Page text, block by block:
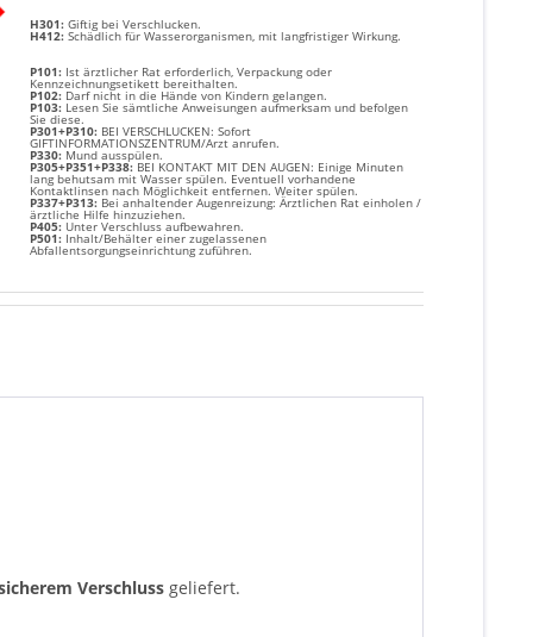
H301: Giftig bei Verschlucken.
H412: Schädlich für Wasserorganismen, mit langfristiger Wirkung.
P101: Ist ärztlicher Rat erforderlich, Verpackung oder
Kennzeichnungsetikett bereithalten.
P102: Darf nicht in die Hände von Kindern gelangen.
P103: Lesen Sie sämtliche Anweisungen aufmerksam und befolgen
Sie diese.
P301+P310: BEI VERSCHLUCKEN: Sofort
GIFTINFORMATIONSZENTRUM/Arzt anrufen.
P330: Mund ausspülen.
P305+P351+P338: BEI KONTAKT MIT DEN AUGEN: Einige Minuten
lang behutsam mit Wasser spülen. Eventuell vorhandene
Kontaktlinsen nach Möglichkeit entfernen. Weiter spülen.
P337+P313: Bei anhaltender Augenreizung: Ärztlichen Rat einholen /
ärztliche Hilfe hinzuziehen.
P405: Unter Verschluss aufbewahren.
P501: Inhalt/Behälter einer zugelassenen
Abfallentsorgungseinrichtung zuführen.
Verschluss geliefert.